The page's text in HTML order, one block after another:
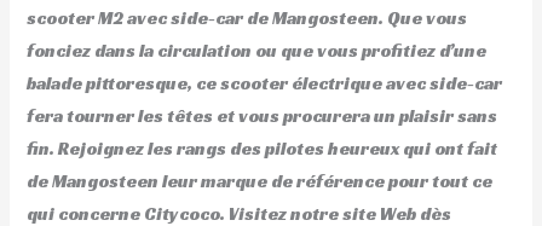
scooter M2 avec side-car de Mangosteen. Que vous
fonciez dans la circulation ou que vous profitiez d’une
balade pittoresque, ce scooter électrique avec side-car
fera tourner les têtes et vous procurera un plaisir sans
fin. Rejoignez les rangs des pilotes heureux qui ont fait
de Mangosteen leur marque de référence pour tout ce
qui concerne Citycoco. Visitez notre site Web dès